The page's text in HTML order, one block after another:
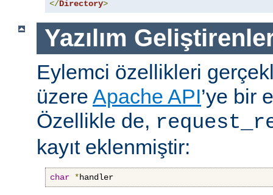
</Directory>
Yazılım
Eylemci özellikleri
üzere Apache API’ye bir
Özellikle de,
kayıt eklenmiştir:
char *handler